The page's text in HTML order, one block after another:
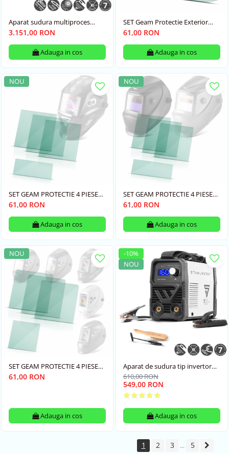
Aparat sudura multiproces
Stahlwerk MTM 200 ST 200A TIG
+ MIG / MAG + MMA
3.151,00 RON
Adauga in cos
SET Geam Protectie Exterior
Masca ST -800PV
61,00 RON
Adauga in cos
NOU
SET GEAM PROTECTIE 4 PIESE
ST 550 L
61,00 RON
Adauga in cos
NOU
SET GEAM PROTECTIE 4 PIESE
ST 450 R/RC
61,00 RON
Adauga in cos
NOU
SET GEAM PROTECTIE 4 PIESE
ST 900 X,900 XTC, ST 950 XB,
XW, XC
61,00 RON
Adauga in cos
-10%
NOU
Aparat de sudura tip invertor
ARC 160 MD Stahlwerk
610,00 RON
549,00 RON
Adauga in cos
1 2 3 ... 5